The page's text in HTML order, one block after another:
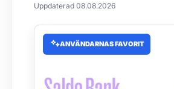
Uppdaterad 08.08.2026
ANVÄNDARNAS FAVORIT